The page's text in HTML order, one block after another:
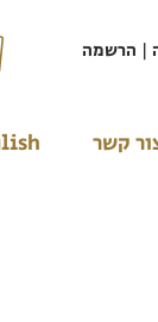
| הרשמה
קשר